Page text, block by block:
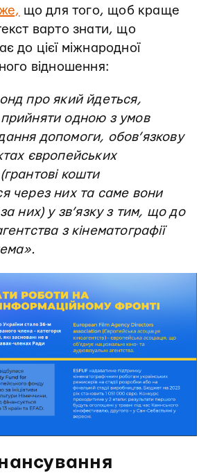
що для того, щоб краще
варто знати, що
до цієї міжнародної
відношення:
про який йдеться,
одною з умов
допомоги, обов’язкову
європейських
кошти
через них та саме вони
за них) у зв’язку з тим, що до
з кінематографії